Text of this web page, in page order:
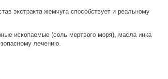
экстракта жемчуга способствует и реальному
ископаемые (соль мертвого моря), масла инка
лечению.